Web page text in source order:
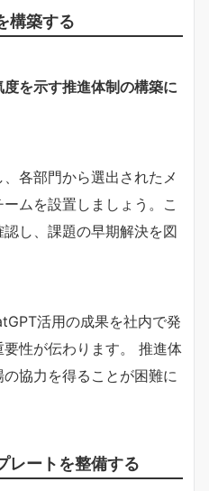
構築する
を示す推進体制の構築に
各部門から選出されたメ
ムを設置しましょう。こ
し、課題の早期解決を図
活用の成果を社内で発
性が伝わります。 推進体
協力を得ることが困難に
レートを整備する